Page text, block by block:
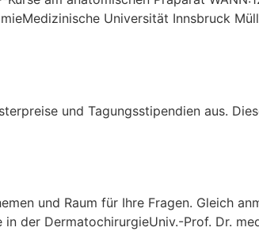
Universität Innsbruck
und Tagungsstipendien aus.
und Raum für Ihre Fragen. Gleich
der DermatochirurgieUniv.-Prof. Dr.